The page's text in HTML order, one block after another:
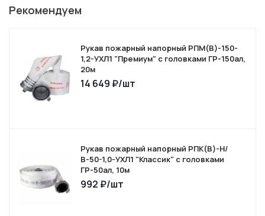
Рекомендуем
Рукав пожарный напорный РПМ(В)-150-
1,2-УХЛ1 "Премиум" с головками ГР-150ал,
20м
14 649 ₽/шт
Рукав пожарный напорный РПК(В)-Н/
В-50-1,0-УХЛ1 "Классик" с головками
ГР-50ал, 10м
992 ₽/шт